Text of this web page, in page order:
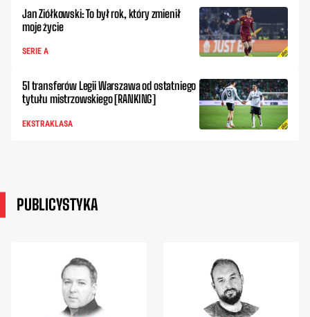
Jan Ziółkowski: To był rok, który zmienił
moje życie
SERIE A
51 transferów Legii Warszawa od ostatniego
tytułu mistrzowskiego [RANKING]
EKSTRAKLASA
PUBLICYSTYKA